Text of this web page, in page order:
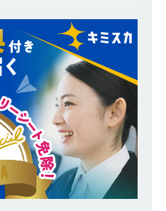
｜ 様々な業界の知識・スキルを身に
が可能 ｜ データ分析のエキスパート
イアントの課題を解決 ｜ 土日祝完全
タアナリティクスラボ
体育会積
月14日 ] 【 28卒 ｜ 東京勤務・転勤な
生鮮業界に特化した人材紹介サービ
るベンチャー企業 ｜ 設立から毎年黒
上は常に右肩上がり ｜ 未経験から営